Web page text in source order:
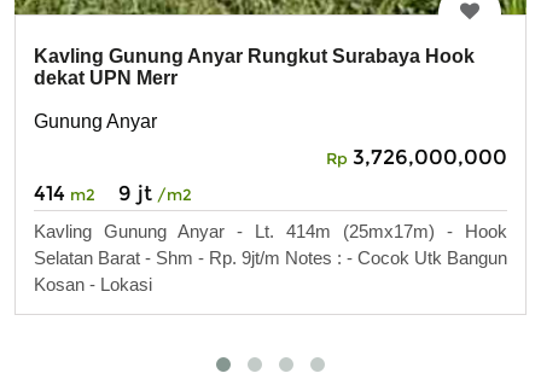
Kavling Gunung Anyar Rungkut Surabaya Hook
dekat UPN Merr
Gunung Anyar
Rp 3,726,000,000
414 m2 9 jt /m2
Kavling Gunung Anyar - Lt. 414m (25mx17m) - Hook
Selatan Barat - Shm - Rp. 9jt/m Notes : - Cocok Utk Bangun
Kosan - Lokasi